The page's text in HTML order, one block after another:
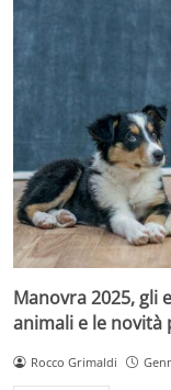
Manovra 2025, gli
animali e le novità
Rocco Grimaldi